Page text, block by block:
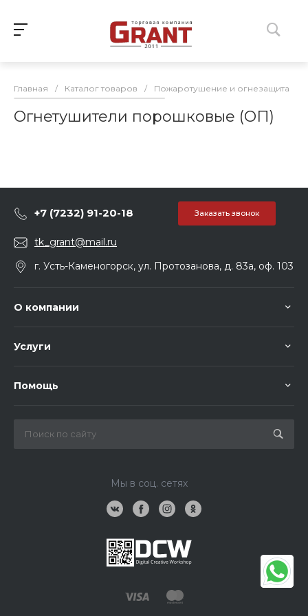
Главная / Каталог товаров / Пожаротушение и огнезащита
Огнетушители порошковые (ОП)
+7 (7232) 91-20-18 Заказать звонок
tk_grant@mail.ru
г. Усть-Каменогорск, ул. Протозанова, д. 83а, оф. 103
О компании
Услуги
Помощь
Мы в соц. сетях